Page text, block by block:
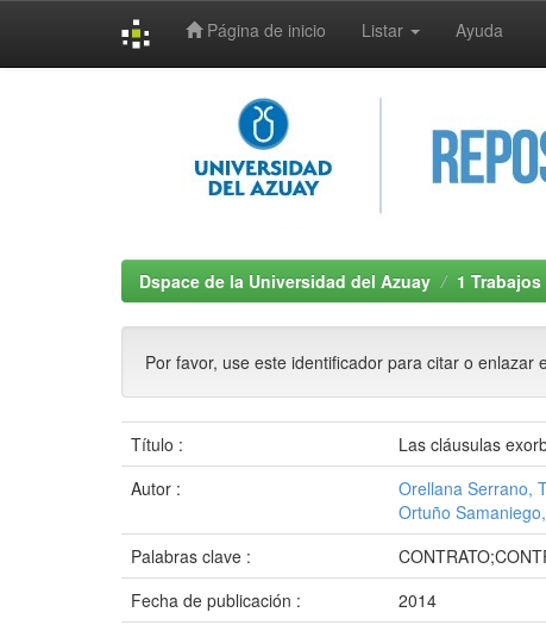
Página de inicio Listar Ayuda
Dspace de la Universidad del Azuay 1 Trabajos
Por favor, use este identificador para citar o enlazar
Título :
Las cláusulas
Autor :
Orellana Serrano,
Ortuño
Palabras clave :
Fecha de publicación :
2014